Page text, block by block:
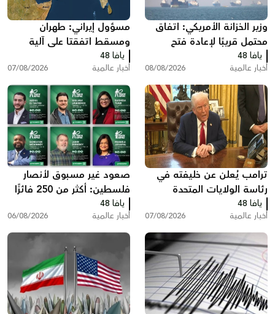
وزير الخزانة الأمريكي: اتفاق
محتمل قريبًا لإعادة فتح
مضيق هرمز وخفض أسعار
الطاقة
يافا 48
أخبار عالمية 08/08/2026
مسؤول إيراني: طهران
ومسقط اتفقتا على آلية
لعبور مضيق هرمز تتضمن
رسوم خدماتية
يافا 48
أخبار عالمية 07/08/2026
ترامب يُعلن عن خليفته في
رئاسة الولايات المتحدة
يافا 48
أخبار عالمية 07/08/2026
صعود غير مسبوق لأنصار
فلسطين: أكثر من 250 فائزًا
بينهم 35 في الكونغرس
يافا 48
أخبار عالمية 06/08/2026